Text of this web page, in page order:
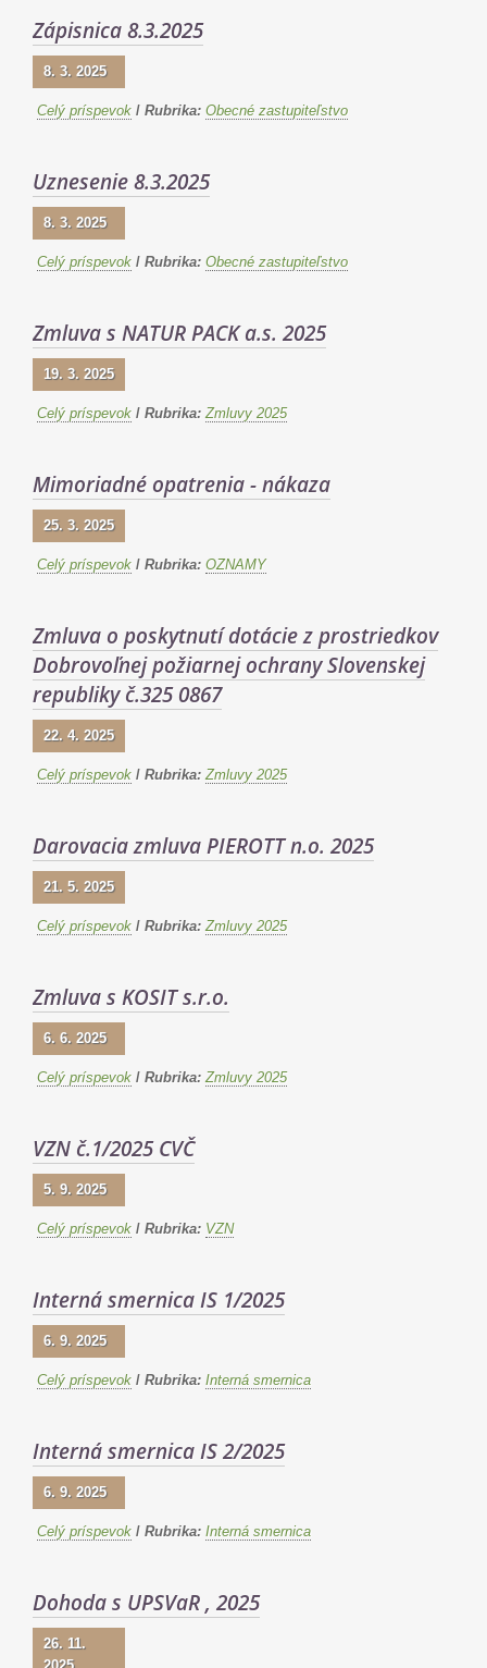
Zápisnica 8.3.2025
8. 3. 2025
Celý príspevok / Rubrika: Obecné zastupiteľstvo
Uznesenie 8.3.2025
8. 3. 2025
Celý príspevok / Rubrika: Obecné zastupiteľstvo
Zmluva s NATUR PACK a.s. 2025
19. 3. 2025
Celý príspevok / Rubrika: Zmluvy 2025
Mimoriadné opatrenia - nákaza
25. 3. 2025
Celý príspevok / Rubrika: OZNAMY
Zmluva o poskytnutí dotácie z prostriedkov
Dobrovoľnej požiarnej ochrany Slovenskej
republiky č.325 0867
22. 4. 2025
Celý príspevok / Rubrika: Zmluvy 2025
Darovacia zmluva PIEROTT n.o. 2025
21. 5. 2025
Celý príspevok / Rubrika: Zmluvy 2025
Zmluva s KOSIT s.r.o.
6. 6. 2025
Celý príspevok / Rubrika: Zmluvy 2025
VZN č.1/2025 CVČ
5. 9. 2025
Celý príspevok / Rubrika: VZN
Interná smernica IS 1/2025
6. 9. 2025
Celý príspevok / Rubrika: Interná smernica
Interná smernica IS 2/2025
6. 9. 2025
Celý príspevok / Rubrika: Interná smernica
Dohoda s UPSVaR , 2025
26. 11.